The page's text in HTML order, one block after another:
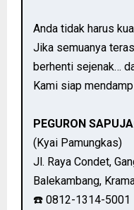
Anda tidak harus
Jika semuanya
berhenti sejenak…
Kami siap
PEGURON
(Kyai Pamungkas)
Jl. Raya Condet,
Balekambang,
☎️ 0812-1314-5001